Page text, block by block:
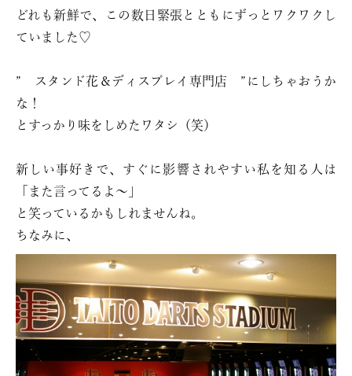
どれも新鮮で、この数日緊張とともにずっとワクワクし
ていました♡
” スタンド花＆ディスプレイ専門店 ”にしちゃおうか
な！
とすっかり味をしめたワタシ（笑）
新しい事好きで、すぐに影響されやすい私を知る人は
「また言ってるよ〜」
と笑っているかもしれませんね。
ちなみに、